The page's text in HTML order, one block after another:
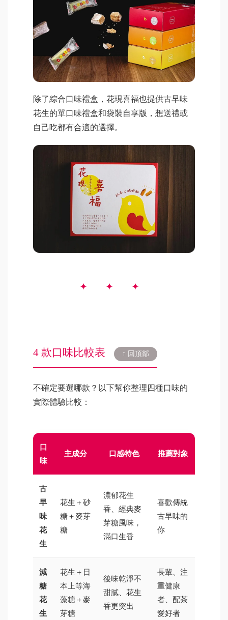
除了綜合口味禮盒，花現喜福也提供古早味
花生的單口味禮盒和袋裝自享版，想送禮或
自己吃都有合適的選擇。
4 款口味比較表 ↑ 回頂部
不確定要選哪款？以下幫你整理四種口味的
實際體驗比較：
口
味
主成分 口感特色 推薦對象
古
早
味
花
生
花生＋砂
糖＋麥芽
糖
濃郁花生
香、經典麥
芽糖風味，
滿口生香
喜歡傳統
古早味的
你
減
糖
花
生
花生＋日
本上等海
藻糖＋麥
芽糖
後味乾淨不
甜膩、花生
香更突出
長輩、注
重健康
者、配茶
愛好者